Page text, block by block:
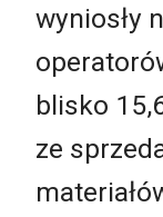
wyniosły
blisko
ze